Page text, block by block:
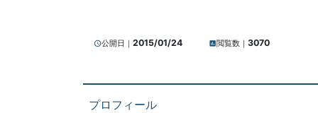
query_builder公開日｜ 2015/01/24 insert_chart閲覧数｜ 3070
プロフィール